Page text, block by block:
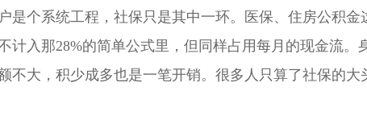
个系统工程，社保只是其中一环。医保、住房公积金
计入那28%的简单公式里，但同样占用每月的现金流。
不大，积少成多也是一笔开销。很多人只算了社保的大